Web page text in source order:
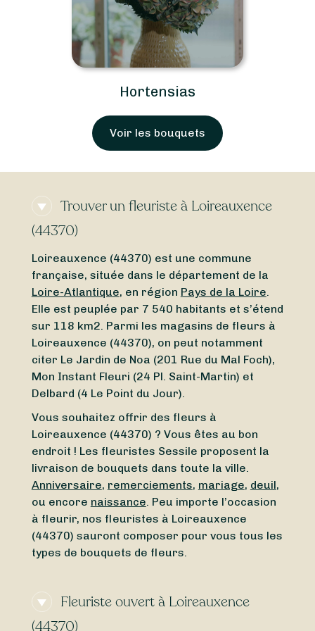
Hortensias
Voir les bouquets
Trouver un fleuriste à Loireauxence
(44370)
Loireauxence (44370) est une commune
française, située dans le département de la
Loire-Atlantique, en région Pays de la Loire.
Elle est peuplée par 7 540 habitants et s’étend
sur 118 km2. Parmi les magasins de fleurs à
Loireauxence (44370), on peut notamment
citer Le Jardin de Noa (201 Rue du Mal Foch),
Mon Instant Fleuri (24 Pl. Saint-Martin) et
Delbard (4 Le Point du Jour).
Vous souhaitez offrir des fleurs à
Loireauxence (44370) ? Vous êtes au bon
endroit ! Les fleuristes Sessile proposent la
livraison de bouquets dans toute la ville.
Anniversaire, remerciements, mariage, deuil,
ou encore naissance. Peu importe l’occasion
à fleurir, nos fleuristes à Loireauxence
(44370) sauront composer pour vous tous les
types de bouquets de fleurs.
Fleuriste ouvert à Loireauxence
(44370)